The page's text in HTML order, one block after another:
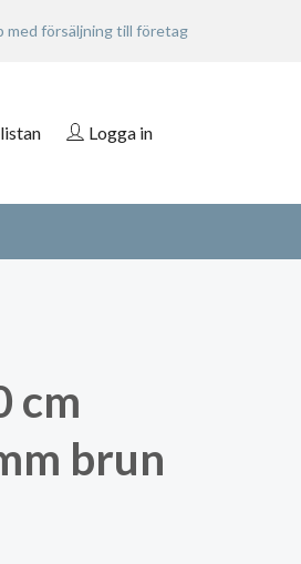
med försäljning till företag
Logga in
cm
brun